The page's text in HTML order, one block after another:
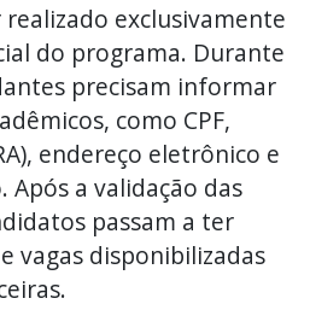
exclusivamente
do programa. Durante
precisam informar
como CPF,
endereço eletrônico e
a validação das
passam a ter
vagas disponibilizadas